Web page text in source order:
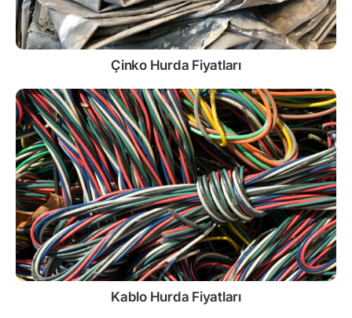
Çinko Hurda Fiyatları
Kablo Hurda Fiyatları